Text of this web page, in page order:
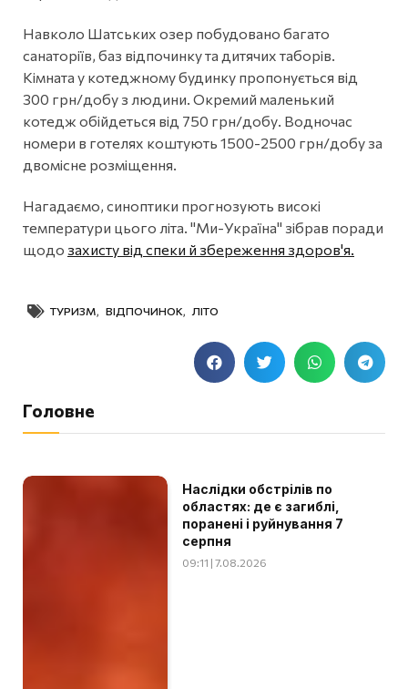
Навколо Шатських озер побудовано багато
санаторіїв, баз відпочинку та дитячих таборів.
Кімната у котеджному будинку пропонується від
300 грн/добу з людини. Окремий маленький
котедж обійдеться від 750 грн/добу. Водночас
номери в готелях коштують 1500-2500 грн/добу за
двомісне розміщення.
Нагадаємо, синоптики прогнозують високі
температури цього літа. "Ми-Україна" зібрав поради
щодо захисту від спеки й збереження здоров'я.
ТУРИЗМ, ВІДПОЧИНОК, ЛІТО
Головне
Наслідки обстрілів по
областях: де є загиблі,
поранені і руйнування 7
серпня
09:11 | 7.08.2026